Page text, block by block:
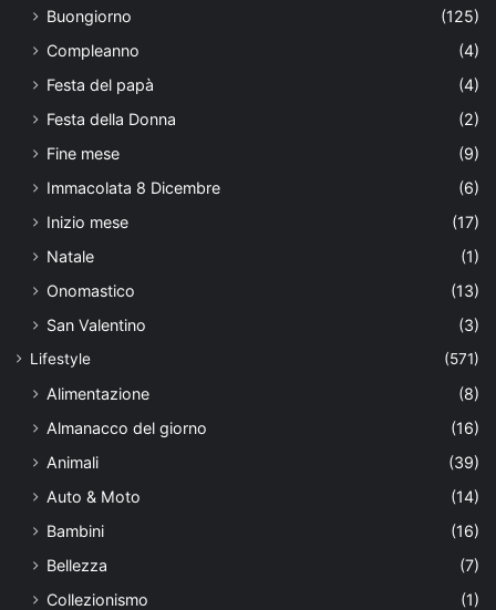
Buongiorno
(125)
Compleanno
(4)
Festa del papà
(4)
Festa della Donna
(2)
Fine mese
(9)
Immacolata 8 Dicembre
(6)
Inizio mese
(17)
Natale
(1)
Onomastico
(13)
San Valentino
(3)
Lifestyle (571)
Alimentazione
(8)
Almanacco del giorno
(16)
Animali
(39)
Auto & Moto
(14)
Bambini
(16)
Bellezza
(7)
Collezionismo
(1)